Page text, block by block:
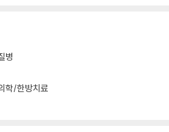
병
학/한방치료